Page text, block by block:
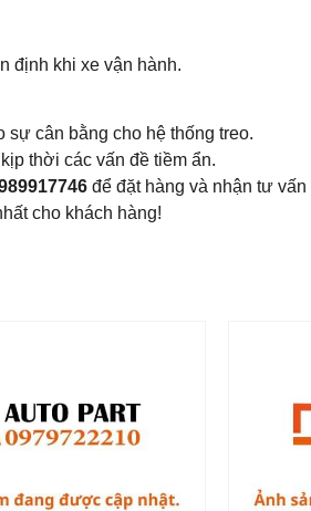
định khi xe vận hành.
sự cân bằng cho hệ thống treo.
thời các vấn đề tiềm ẩn.
để đặt hàng và nhận tư vấn
cho khách hàng!